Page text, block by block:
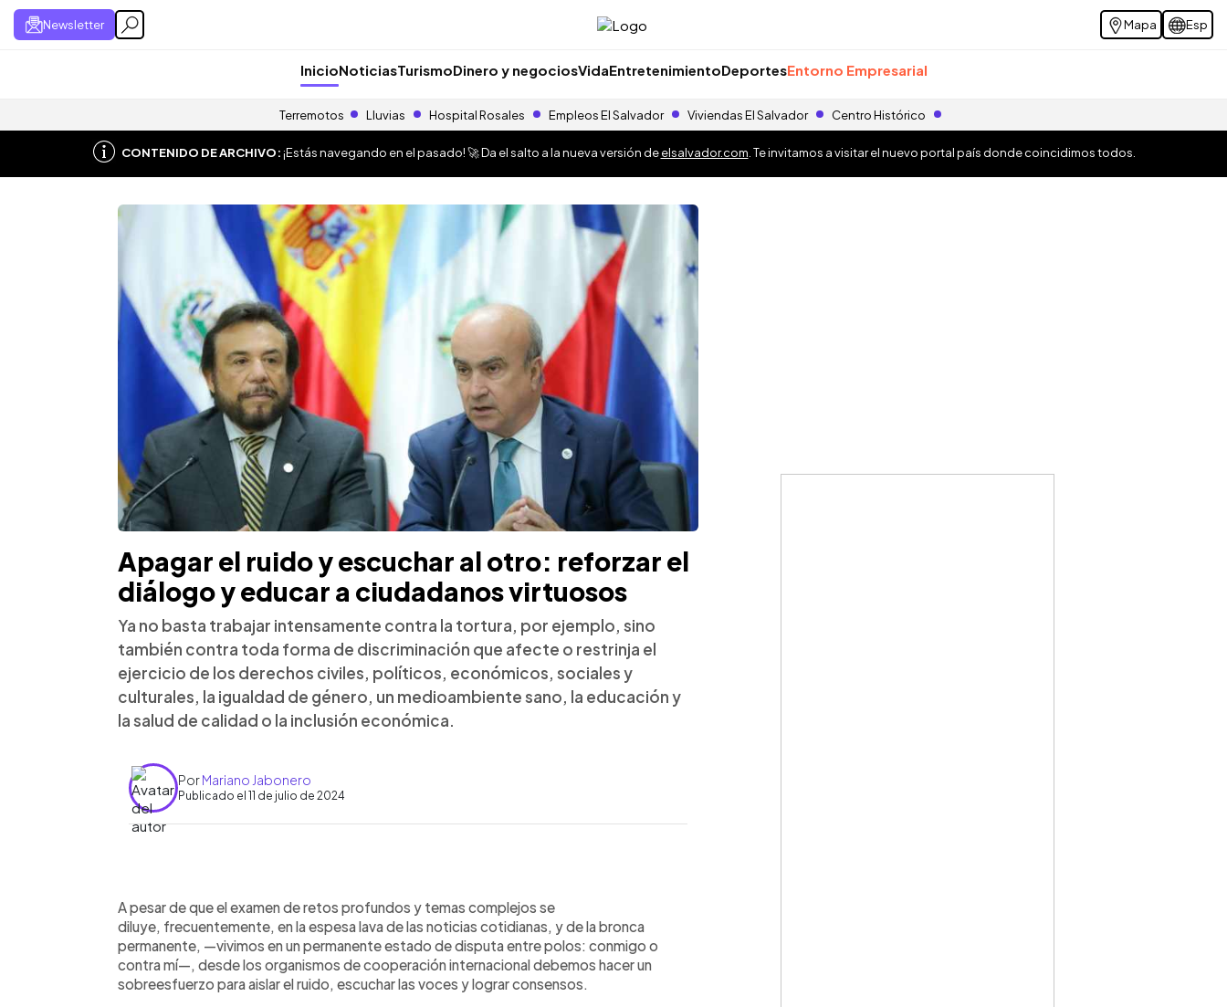
Newsletter Mapa Esp
InicioNoticiasTurismoDinero y negociosVidaEntretenimientoDeportesEntorno Empresarial
Terremotos Lluvias Hospital Rosales Empleos El Salvador Viviendas El Salvador Centro Histórico
CONTENIDO DE ARCHIVO:¡Estás navegando en el pasado! 🚀 Da el salto a la nueva versión deelsalvador.com . Te invitamos a visitar el nuevo portal país donde coincidimos todos.
Apagar el ruido y escuchar al otro: reforzar el
diálogo y educar a ciudadanos virtuosos
Ya no basta trabajar intensamente contra la tortura, por ejemplo, sino
también contra toda forma de discriminación que afecte o restrinja el
ejercicio de los derechos civiles, políticos, económicos, sociales y
culturales, la igualdad de género, un medioambiente sano, la educación y
la salud de calidad o la inclusión económica.
PorMariano Jabonero
Publicado el 11 de julio de 2024
► Escuchar artículo
A pesar de que el examen de retos profundos y temas complejos se
diluye, frecuentemente, en la espesa lava de las noticias cotidianas, y de la bronca
permanente, —vivimos en un permanente estado de disputa entre polos: conmigo o
contra mí—, desde los organismos de cooperación internacional debemos hacer un
sobreesfuerzo para aislar el ruido, escuchar las voces y lograr consensos.